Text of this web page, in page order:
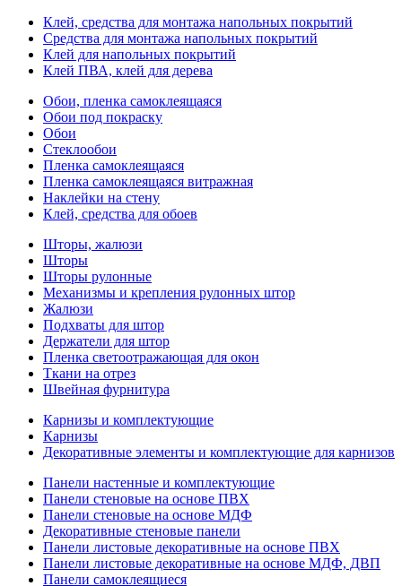
Клей, средства для монтажа напольных покрытий
Средства для монтажа напольных покрытий
Клей для напольных покрытий
Клей ПВА, клей для дерева
Обои, пленка самоклеящаяся
Обои под покраску
Обои
Стеклообои
Пленка самоклеящаяся
Пленка самоклеящаяся витражная
Наклейки на стену
Клей, средства для обоев
Шторы, жалюзи
Шторы
Шторы рулонные
Механизмы и крепления рулонных штор
Жалюзи
Подхваты для штор
Держатели для штор
Пленка светоотражающая для окон
Ткани на отрез
Швейная фурнитура
Карнизы и комплектующие
Карнизы
Декоративные элементы и комплектующие для карнизов
Панели настенные и комплектующие
Панели стеновые на основе ПВХ
Панели стеновые на основе МДФ
Декоративные стеновые панели
Панели листовые декоративные на основе ПВХ
Панели листовые декоративные на основе МДФ, ДВП
Панели самоклеящиеся